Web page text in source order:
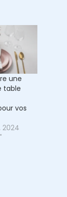
une
table
vos
2024